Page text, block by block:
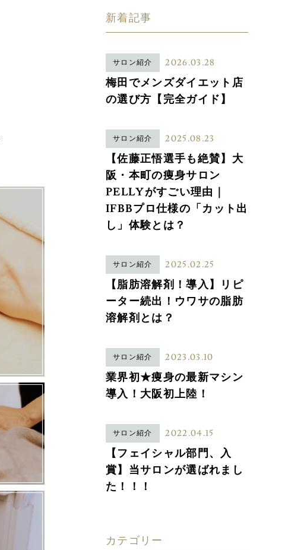
新着記事
サロン紹介 2026.03.28
梅田でメンズダイエット店
の選び方【完全ガイド】
サロン紹介 2025.08.23
【佐藤正悟選手も絶賛】大
阪・本町の痩身サロン
PELLYがすごい理由｜
IFBBプロ仕様の「カット出
し」体験とは？
サロン紹介 2025.02.25
【脂肪溶解剤！導入】リピ
ーター続出！ウワサの脂肪
溶解剤とは？
サロン紹介 2023.03.10
業界初★痩身の最新マシン
導入！大阪初上陸！
サロン紹介 2022.04.15
【フェイシャル部門、入
賞】当サロンが選ばれまし
た！！！
カテゴリー